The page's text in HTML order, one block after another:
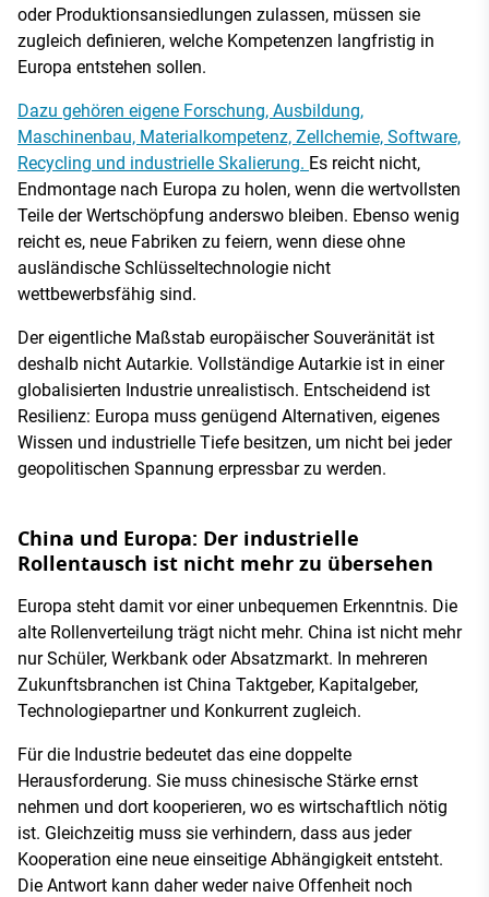
oder Produktionsansiedlungen zulassen, müssen sie
zugleich definieren, welche Kompetenzen langfristig in
Europa entstehen sollen.
Dazu gehören eigene Forschung, Ausbildung,
Maschinenbau, Materialkompetenz, Zellchemie, Software,
Recycling und industrielle Skalierung. Es reicht nicht,
Endmontage nach Europa zu holen, wenn die wertvollsten
Teile der Wertschöpfung anderswo bleiben. Ebenso wenig
reicht es, neue Fabriken zu feiern, wenn diese ohne
ausländische Schlüsseltechnologie nicht
wettbewerbsfähig sind.
Der eigentliche Maßstab europäischer Souveränität ist
deshalb nicht Autarkie. Vollständige Autarkie ist in einer
globalisierten Industrie unrealistisch. Entscheidend ist
Resilienz: Europa muss genügend Alternativen, eigenes
Wissen und industrielle Tiefe besitzen, um nicht bei jeder
geopolitischen Spannung erpressbar zu werden.
China und Europa: Der industrielle
Rollentausch ist nicht mehr zu übersehen
Europa steht damit vor einer unbequemen Erkenntnis. Die
alte Rollenverteilung trägt nicht mehr. China ist nicht mehr
nur Schüler, Werkbank oder Absatzmarkt. In mehreren
Zukunftsbranchen ist China Taktgeber, Kapitalgeber,
Technologiepartner und Konkurrent zugleich.
Für die Industrie bedeutet das eine doppelte
Herausforderung. Sie muss chinesische Stärke ernst
nehmen und dort kooperieren, wo es wirtschaftlich nötig
ist. Gleichzeitig muss sie verhindern, dass aus jeder
Kooperation eine neue einseitige Abhängigkeit entsteht.
Die Antwort kann daher weder naive Offenheit noch